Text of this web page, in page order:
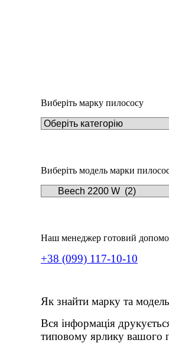
Виберіть марку пилососу
Виберіть модель марки
Наш менеджер готовий
+38 (099) 117-10-10
Як знайти марку та
Вся інформація
типовому ярлику вашого